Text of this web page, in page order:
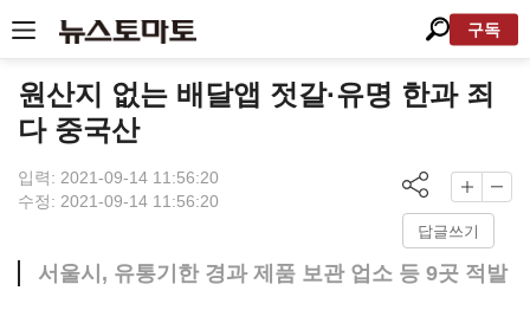
구독
원산지 없는 배달앱 젓갈·유명 한과 죄
다 중국산
입력: 2021-09-14 11:56:20
수정: 2021-09-14 11:56:20
답글쓰기
서울시, 유통기한 경과 제품 보관 업소 등 9곳 적발